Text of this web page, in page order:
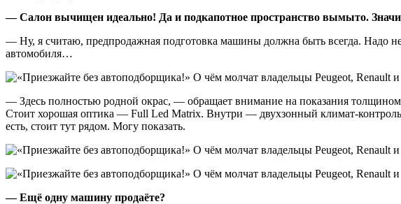
— Салон вычищен идеально! Да и подкапотное пространство вымыто.
— Ну, я считаю, предпродажная подготовка машины должна быть всегда. Надо не
автомобиля…
— Здесь полностью родной окрас, — обращает внимание на показания
Стоит хорошая оптика — Full Led Matriх. Внутри — двухзонный климат-
есть, стоит тут рядом. Могу показать.
— Ещё одну машину продаёте?